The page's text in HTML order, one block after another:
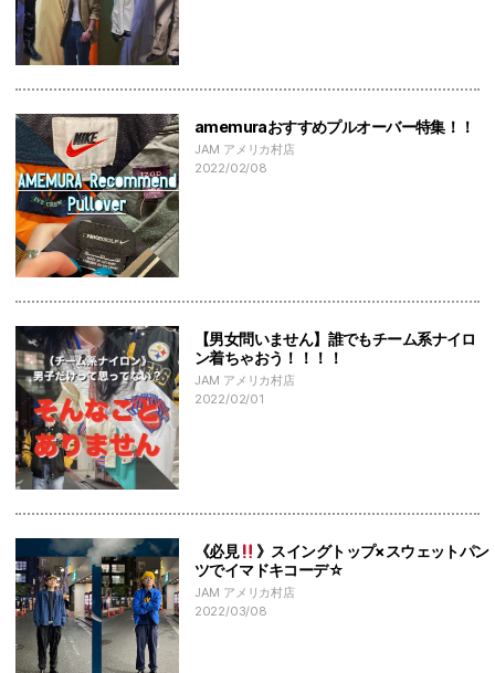
amemuraおすすめプルオーバー特集！！
JAM アメリカ村店
2022/02/08
【男女問いません】誰でもチーム系ナイロ
ン着ちゃおう！！！！
JAM アメリカ村店
2022/02/01
《必見
》スイングトップ×スウェットパン
ツでイマドキコーデ☆
JAM アメリカ村店
2022/03/08